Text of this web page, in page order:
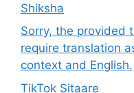
Shiksha
Sorry, the provided
require translation
context and English.
TikTok Sitaare